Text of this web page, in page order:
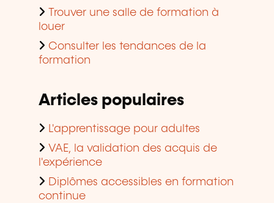
Trouver une salle de formation à
louer
Consulter les tendances de la
formation
Articles populaires
L'apprentissage pour adultes
VAE, la validation des acquis de
l'expérience
Diplômes accessibles en formation
continue